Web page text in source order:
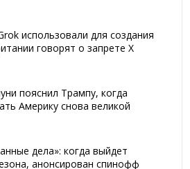
использовали для создания
говорят о запрете Х
пояснил Трампу, когда
Америку снова великой
дела»: когда выйдет
анонсирован спинофф